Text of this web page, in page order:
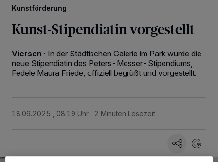
Kunstförderung
Kunst-Stipendiatin vorgestellt
Viersen · In der Städtischen Galerie im Park wurde die
neue Stipendiatin des Peters-Messer-Stipendiums,
Fedele Maura Friede, offiziell begrüßt und vorgestellt.
18.09.2025 , 08:19 Uhr 2 Minuten Lesezeit
Wir und unsere218-Partner speichern und greifen auf
personenbezogene Daten wie Browserdaten oder eindeutige
Anzeigen möglicherweise nicht mehr so relevant für Sie. Sie können
Einstellungen oder Ablehnen am unteren Rand der Webseite klicken.
Ihre Einstellungen gelten innerhalb unseres Website. Weitere